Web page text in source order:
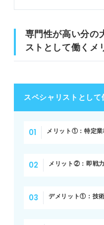
専門性が高い分の
ストとして働くメ
スペシャリストとし
メリット①：特定業
メリット②：即戦
デメリット①：技